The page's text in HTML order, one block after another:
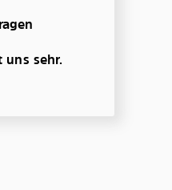
sehr.